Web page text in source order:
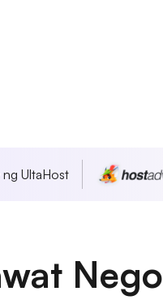
UltaHost